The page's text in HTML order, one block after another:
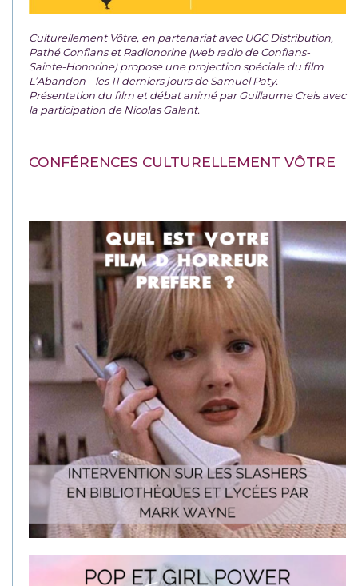
Culturellement Vôtre, en partenariat avec UGC Distribution,
Pathé Conflans et Radionorine (web radio de Conflans-
Sainte-Honorine) propose une projection spéciale du film
L’Abandon – les 11 derniers jours de Samuel Paty.
Présentation du film et débat animé par Guillaume Creis avec
la participation de Nicolas Galant.
CONFÉRENCES CULTURELLEMENT VÔTRE